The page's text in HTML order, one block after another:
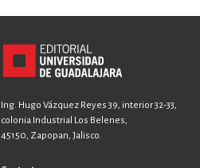
Ing. Hugo Vázquez Reyes 39, interior 32-33,
colonia Industrial Los Belenes,
45150, Zapopan, Jalisco.